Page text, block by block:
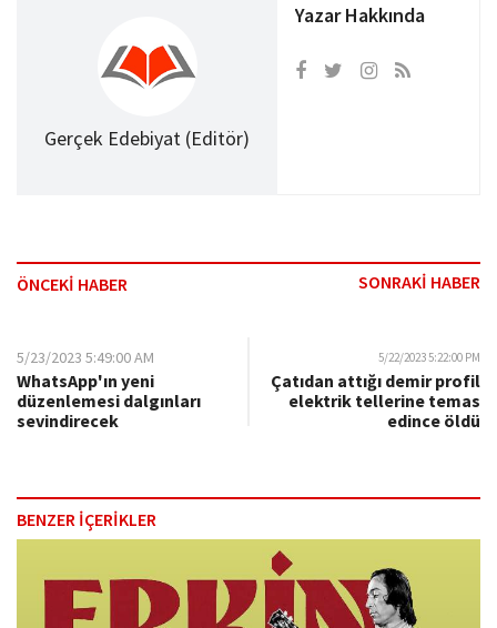
Gerçek Edebiyat (Editör)
Yazar Hakkında
ÖNCEKİ HABER SONRAKİ HABER
5/23/2023 5:49:00 AM
WhatsApp'ın yeni
düzenlemesi dalgınları
sevindirecek
5/22/2023 5:22:00 PM
Çatıdan attığı demir profil
elektrik tellerine temas
edince öldü
BENZER İÇERİKLER